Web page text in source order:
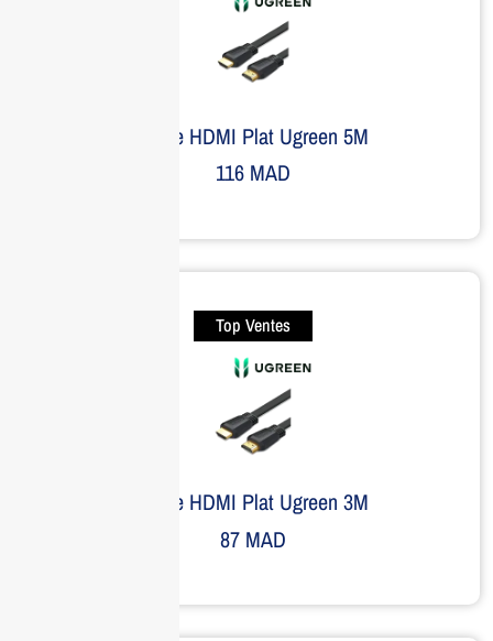
Câble HDMI Plat Ugreen 5M
116MAD
Top Ventes
Câble HDMI Plat Ugreen 3M
87MAD